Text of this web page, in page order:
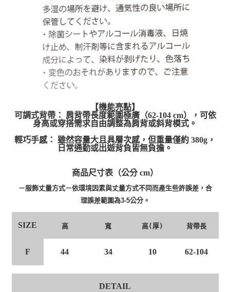
【機能亮點】
可調式背帶： 肩背帶長度範圍極廣（62-104 cm），可依
身高或穿搭需求自由調整為肩背或斜背模式。
輕巧手感： 雖然容量大且具層次感，但重量僅約 380g，
日常通勤或出遊背負皆無負擔。
商品尺寸表（公分 cm）
－服飾丈量方式－依環境因素與丈量方式不同而產生些許誤差，合
理誤差範圍為3-5公分。
SIZE 高 寬 高(厚) 背帶長
F 44 34 10 62-104
DETAIL